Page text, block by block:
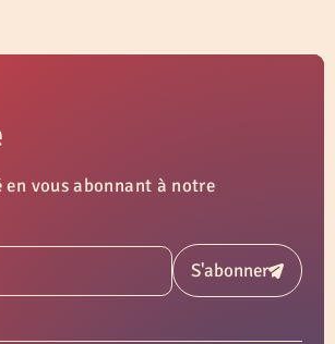
en vous abonnant à notre
S'abonnerSoumettre